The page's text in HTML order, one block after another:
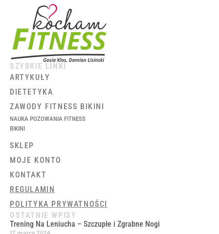
SZYBKIE LINKI
ARTYKUŁY
DIETETYKA
ZAWODY FITNESS BIKINI
NAUKA POZOWANIA FITNESS
BIKINI
SKLEP
MOJE KONTO
KONTAKT
REGULAMIN
POLITYKA PRYWATNOŚCI
OSTATNIE WPISY
Trening Na Leniucha – Szczupłe i Zgrabne Nogi